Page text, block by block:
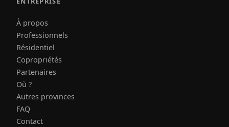
À propos
Professionnels
Résidentiel
Copropriétés
Partenaires
Où ?
Autres provinces
FAQ
Contact